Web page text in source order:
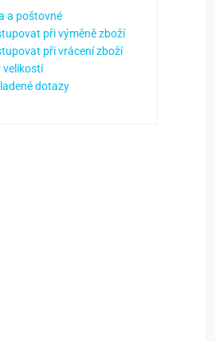
a poštovné
při výměně zboží
při vrácení zboží
velikostí
dotazy